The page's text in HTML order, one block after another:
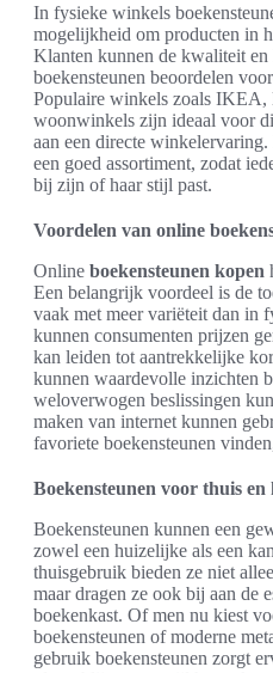
In fysieke winkels
mogelijkheid om producten in
Klanten kunnen de kwaliteit
boekensteunen beoordelen
Populaire winkels zoals
woonwinkels zijn ideaal voor
aan een directe
een goed assortiment, zodat
bij zijn of haar stijl past.
Voordelen van online
Online boekensteunen kopen
Een belangrijk voordeel is de
vaak met meer variëteit dan in
kunnen consumenten prijzen
kan leiden tot aantrekkelijke
kunnen waardevolle inzichten
weloverwogen beslissingen
maken van internet kunnen
favoriete boekensteunen
Boekensteunen voor thuis
Boekensteunen kunnen een
zowel een huizelijke als een
thuisgebruik bieden ze niet
maar dragen ze ook bij aan de
boekenkast. Of men nu kiest
boekensteunen of moderne
gebruik boekensteunen zorgt